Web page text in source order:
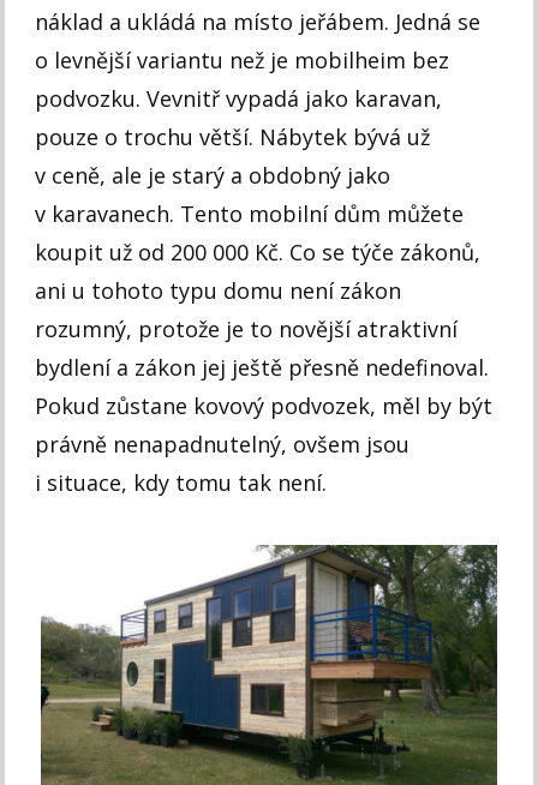
náklad a ukládá na místo jeřábem. Jedná se
o levnější variantu než je mobilheim bez
podvozku. Vevnitř vypadá jako karavan,
pouze o trochu větší. Nábytek bývá už
v ceně, ale je starý a obdobný jako
v karavanech. Tento mobilní dům můžete
koupit už od 200 000 Kč. Co se týče zákonů,
ani u tohoto typu domu není zákon
rozumný, protože je to novější atraktivní
bydlení a zákon jej ještě přesně nedefinoval.
Pokud zůstane kovový podvozek, měl by být
právně nenapadnutelný, ovšem jsou
i situace, kdy tomu tak není.